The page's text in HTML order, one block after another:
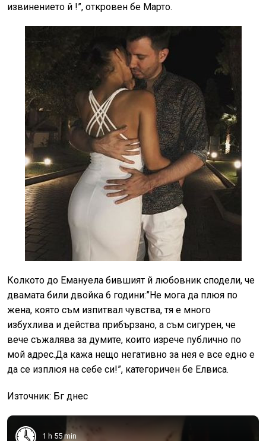
извинението й !”, откровен бе Марто.
Колкото до Емануела бившият й любовник сподели, че
двамата били двойка 6 години:”Не мога да плюя по
жена, която съм изпитвал чувства, тя е много
избухлива и действа прибързано, а съм сигурен, че
вече съжалява за думите, които изрече публично по
мой адрес.Да кажа нещо негативно за нея е все едно е
да се изплюя на себе си!”, категоричен бе Елвиса.
Източник: Бг днес
1 h 55 min